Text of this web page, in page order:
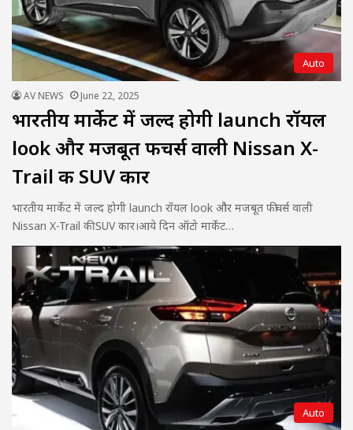
Auto
AV NEWS June 22, 2025
भारतीय मार्केट में जल्द होगी launch रॉयल
look और मजबूत फीचर्स वाली Nissan X-
Trail की SUV कार
भारतीय मार्केट में जल्द होगी launch रॉयल look और मजबूत फीचर्स वाली
Nissan X-Trail की SUV कार।आये दिन ऑटो मार्केट…
Auto